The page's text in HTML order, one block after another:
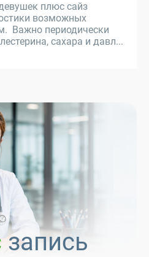
плюс сайз
возможных
Важно периодически
сахара и давл...
запись